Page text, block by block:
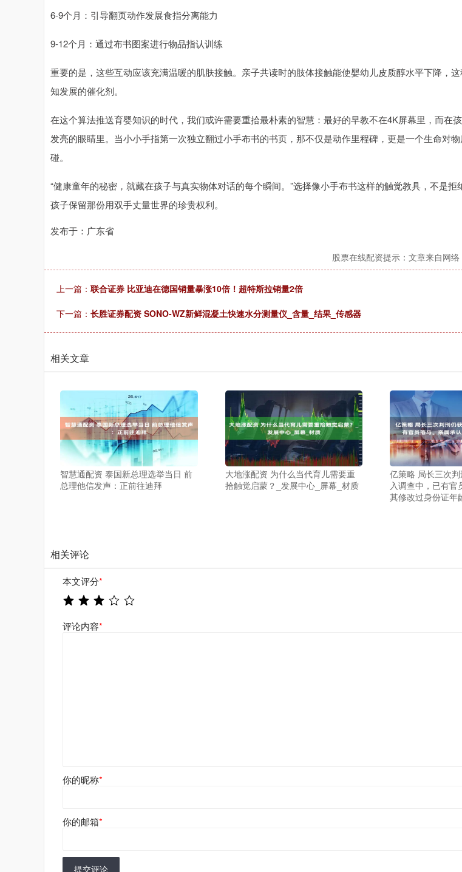
6-9个月：引导翻页动作发展食指分离能力
9-12个月：通过布书图案进行物品指认训练
重要的是，这些互动应该充满温暖的肌肤接触。亲子共读时的肢体接触能使婴幼儿皮质醇水平下降，
知发展的催化剂。
在这个算法推送育婴知识的时代，我们或许需要重拾最朴素的智慧：最好的早教不在4K屏幕里，而在
发亮的眼睛里。当小小手指第一次独立翻过小手布书的书页，那不仅是动作里程碑，更是一个生命对
碰。
“健康童年的秘密，就藏在孩子与真实物体对话的每个瞬间。”选择像小手布书这样的触觉教具，不是拒
孩子保留那份用双手丈量世界的珍贵权利。
发布于：广东省
股票在线配资提示：文章来自网络
上一篇： 联合证券 比亚迪在德国销量暴涨10倍！超特斯拉销量2倍
下一篇： 长胜证券配资 SONO-WZ新鲜混凝土快速水分测量仪_含量_结果_传感器
相关文章
智慧通配资 泰国新总理选举当日 前
总理他信发声：正前往迪拜
大地涨配资 为什么当代育儿需要重
拾触觉启蒙？_发展中心_屏幕_材质
亿策略 局长三次
入调查中，已有官
其修改过身份证年
相关评论
本文评分*
评论内容*
你的昵称*
你的邮箱*
提交评论